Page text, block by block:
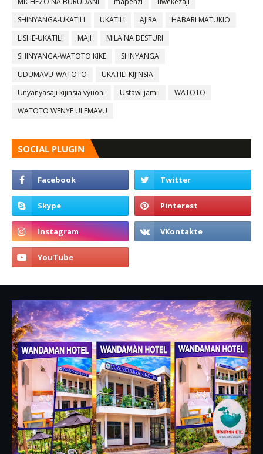
SHINYANGA-UKATILI
UKATILI AJIRA
HABARI MATUKIO
LISHE-UKATILI
MAJI
MILA NA DESTURI
SHINYANGA-WATOTO KIKE
SHNYANGA
UDUMAVU-WATOTO
UKATILI KIJINSIA
Unyanyasaji kijinsia vyuoni
Ustawi jamii
WATOTO
WATOTO WENYE ULEMAVU
SOCIAL PLUGIN